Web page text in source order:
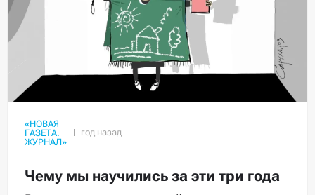
«НОВАЯ
ГАЗЕТА.
ЖУРНАЛ»
Чему мы научились за эти три года